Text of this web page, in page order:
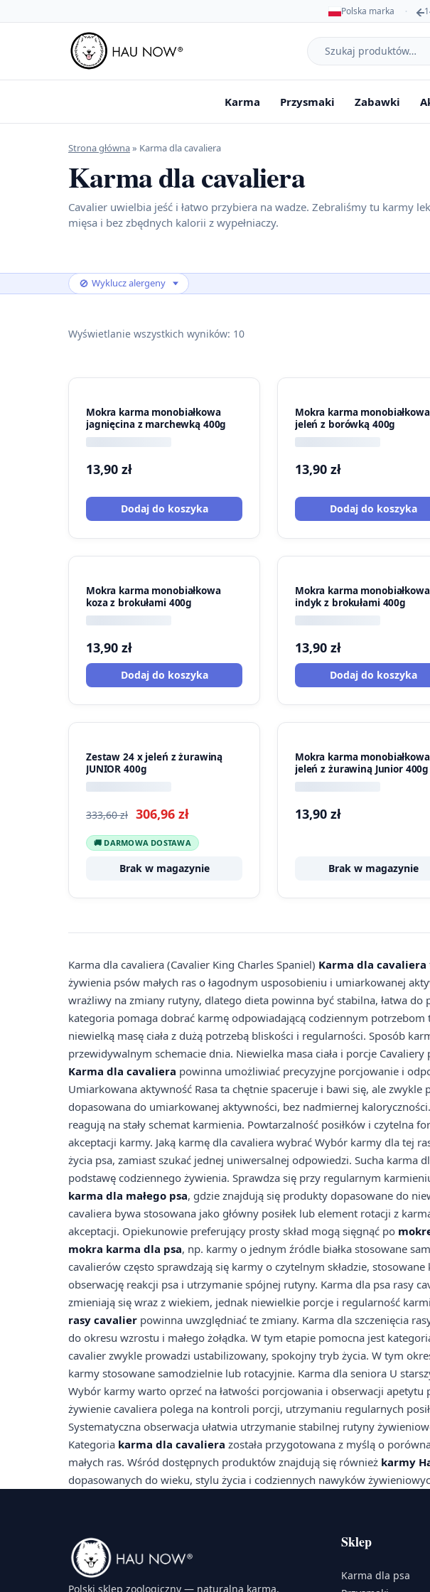
Polska marka
Szukaj
produktów
Karma Przysmaki Zabawki
Strona główna» Karma dla cavaliera
Karma dla cavaliera
Cavalier uwielbia jeść i łatwo przybiera na wadze. Zebraliśmy tu karmy
mięsa i bez zbędnych kalorii z wypełniaczy.
🚫 Wyklucz alergeny
Wyświetlanie wszystkich wyników: 10
Mokra karma monobiałkowa
jagnięcina z marchewką 400g
13,90 zł
Dodaj do koszyka
Mokra karma monobiałkowa
jeleń z borówką 400g
13,90 zł
Dodaj do koszyka
Mokra karma monobiałkowa
koza z brokułami 400g
13,90 zł
Dodaj do koszyka
Mokra karma monobiałkowa
indyk z brokułami 400g
13,90 zł
Dodaj do koszyka
PROMOCJA
Zestaw 24 x jeleń z żurawiną
JUNIOR 400g
333,60zł Pierwotna
cena
wynosiła:
333,60 zł.
306,96 złAktualna
cena
wynosi:
306,96 zł.
🚚 DARMOWA DOSTAWA
Brak w magazynie
Mokra karma monobiałkowa
jeleń z żurawiną Junior 400g
13,90 zł
Brak w magazynie
Karma dla cavaliera (Cavalier King Charles Spaniel) Karma dla cavaliera
żywienia psów małych ras o łagodnym usposobieniu i umiarkowanej
wrażliwy na zmiany rutyny, dlatego dieta powinna być stabilna, łatwa
kategoria pomaga dobrać karmę odpowiadającą codziennym potrzebom
niewielką masę ciała z dużą potrzebą bliskości i regularności. Sposób
przewidywalnym schemacie dnia. Niewielka masa ciała i porcje
Karma dla cavaliera powinna umożliwiać precyzyjne porcjowanie i
Umiarkowana aktywność Rasa ta chętnie spaceruje i bawi się, ale
dopasowana do umiarkowanej aktywności, bez nadmiernej
reagują na stały schemat karmienia. Powtarzalność posiłków i czytelna
akceptacji karmy. Jaką karmę dla cavaliera wybrać Wybór karmy dla tej
życia psa, zamiast szukać jednej uniwersalnej odpowiedzi. Sucha karma
podstawę codziennego żywienia. Sprawdza się przy regularnym
karma dla małego psa, gdzie znajdują się produkty dopasowane do
cavaliera bywa stosowana jako główny posiłek lub element rotacji z
akceptacji. Opiekunowie preferujący prosty skład mogą sięgnąć po
mokra karma dla psa, np. karmy o jednym źródle białka stosowane
cavalierów często sprawdzają się karmy o czytelnym składzie,
obserwację reakcji psa i utrzymanie spójnej rutyny. Karma dla psa rasy
zmieniają się wraz z wiekiem, jednak niewielkie porcje i regularność
rasy cavalier powinna uwzględniać te zmiany. Karma dla szczenięcia
do okresu wzrostu i małego żołądka. W tym etapie pomocna jest
cavalier zwykle prowadzi ustabilizowany, spokojny tryb życia. W tym
karmy stosowane samodzielnie lub rotacyjnie. Karma dla seniora U
Wybór karmy warto oprzeć na łatwości porcjowania i obserwacji
żywienie cavaliera polega na kontroli porcji, utrzymaniu regularnych
Systematyczna obserwacja ułatwia utrzymanie stabilnej rutyny
Kategoria karma dla cavaliera została przygotowana z myślą o
małych ras. Wśród dostępnych produktów znajdują się również karmy
dopasowanych do wieku, stylu życia i codziennych nawyków
Polski sklep zoologiczny — naturalna karma,
Sklep
Karma dla psa